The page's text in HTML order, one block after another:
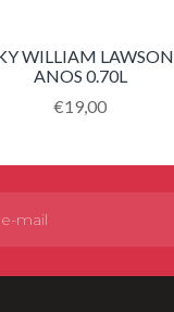
WILLIAM
ANOS 0.70L
Translation
€19,00